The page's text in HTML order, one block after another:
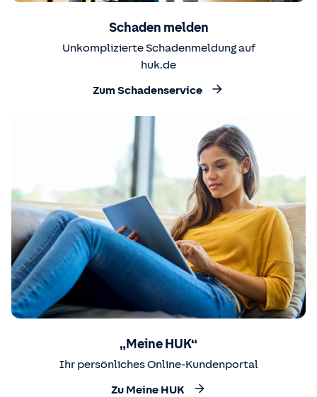
Schaden melden
Unkomplizierte Schadenmeldung auf
huk.de
Zum Schadenservice
„Meine HUK“
Ihr persönliches Online-Kundenportal
Zu Meine HUK